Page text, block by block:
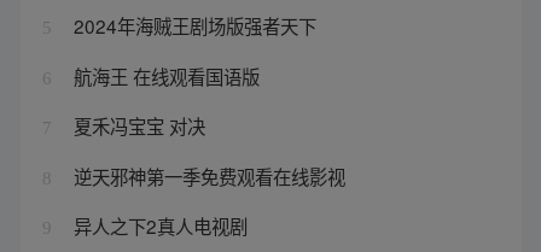
5 2024年海贼王剧场版强者天下
6 航海王 在线观看国语版
7 夏禾冯宝宝 对决
8 逆天邪神第一季免费观看在线影视
9 异人之下2真人电视剧